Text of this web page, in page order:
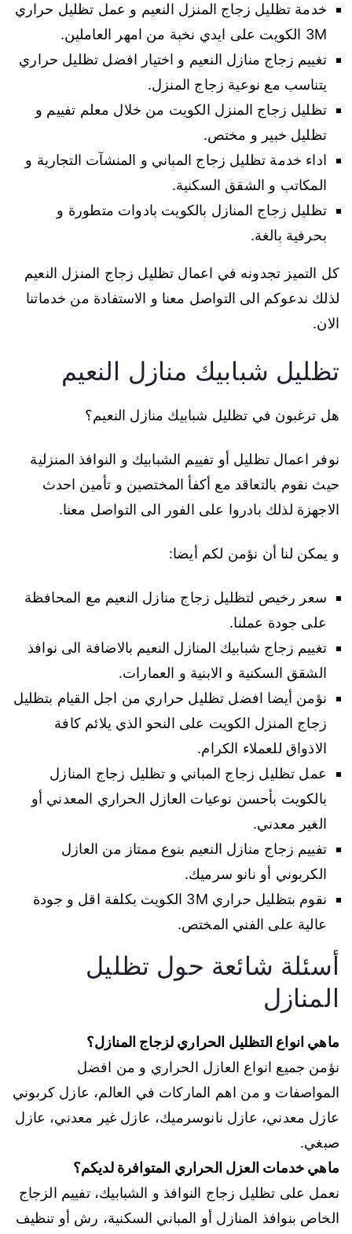
خدمة تظليل زجاج المنزل النعيم و عمل تظليل حراري
3M الكويت على ايدي نخبة من امهر العاملين.
تغييم زجاج منازل النعيم و اختيار افضل تظليل حراري
يتناسب مع نوعية زجاج المنزل.
تظليل زجاج المنزل الكويت من خلال معلم تفييم و
تظليل خبير و مختص.
اداء خدمة تظليل زجاج المباني و المنشآت التجارية و
المكاتب و الشقق السكنية.
تظليل زجاج المنازل بالكويت بادوات متطورة و
بحرفية بالغة.
كل التميز تجدونه في اعمال تظليل زجاج المنزل النعيم
لذلك ندعوكم الى التواصل معنا و الاستفادة من خدماتنا
الان.
تظليل شبابيك منازل النعيم
هل ترغبون في تظليل شبابيك منازل النعيم؟
نوفر اعمال تظليل أو تفييم الشبابيك و النوافذ المنزلية
حيث نقوم بالتعاقد مع أكفأ المختصين و تأمين احدث
الاجهزة لذلك بادروا على الفور الى التواصل معنا.
و يمكن لنا أن نؤمن لكم أيضا:
سعر رخيص لتظليل زجاج منازل النعيم مع المحافظة
على جودة عملنا.
تغييم زجاج شبابيك المنازل النعيم بالاضافة الى نوافذ
الشقق السكنية و الابنية و العمارات.
نؤمن أيضا افضل تظليل حراري من اجل القيام بتظليل
زجاج المنزل الكويت على النحو الذي يلائم كافة
الاذواق للعملاء الكرام.
عمل تظليل زجاج المباني و تظليل زجاج المنازل
بالكويت بأحسن نوعيات العازل الحراري المعدني أو
الغير معدني.
تفييم زجاج منازل النعيم بنوع ممتاز من العازل
الكربوني أو نانو سرميك.
نقوم بتظليل حراري 3M الكويت بكلفة اقل و جودة
عالية على الفني المختص.
أسئلة شائعة حول تظليل
المنازل
ماهي انواع التظليل الحراري لزجاج المنازل؟
نؤمن جميع انواع العازل الحراري و من افضل
المواصفات و من اهم الماركات في العالم، عازل كربوني
عازل معدني، عازل نانوسرميك، عازل غير معدني، عازل
صبغي.
ماهي خدمات العزل الحراري المتوافرة لديكم؟
نعمل على تظليل زجاج النوافذ و الشبابيك، تفييم الزجاج
الخاص بنوافذ المنازل أو المباني السكنية، رش أو تنظيف